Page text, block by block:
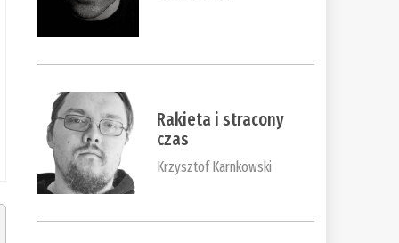
Rakieta i stracony
czas
Krzysztof Karnkowski